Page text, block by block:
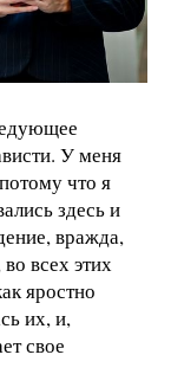
У меня
что я
здесь и
вражда,
во всех этих
яростно
их, и,
свое